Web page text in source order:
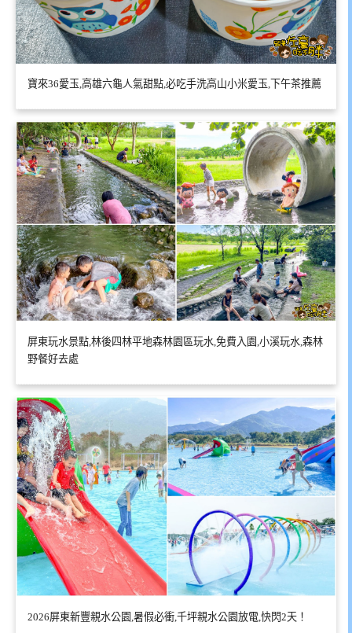
寶來36愛玉,高雄六龜人氣甜點,必吃手洗高山小米愛玉,下午茶推薦
屏東玩水景點,林後四林平地森林園區玩水,免費入園,小溪玩水,森林
野餐好去處
2026屏東新豐親水公園,暑假必衝,千坪親水公園放電,快閃2天！